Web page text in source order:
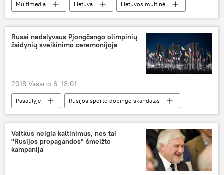
Multimedia Lietuva
Lietuvos muitinė
cigarečių kontrabanda
Rusai nedalyvaus Pjongčango olimpinių
žaidynių sveikinimo ceremonijoje
2018 Vasario 6, 13:01
Pasaulyje
Rusijos sporto dopingo skandalas
Rusija
Pjongčango žiemos olimpinės žaidynės
sportininkai
skandalas
dopingas
Pjongčango žiemos olimpinės žaidynės
Vaitkus neigia kaltinimus, nes tai
"Rusijos propagandos" šmeižto
kampanija